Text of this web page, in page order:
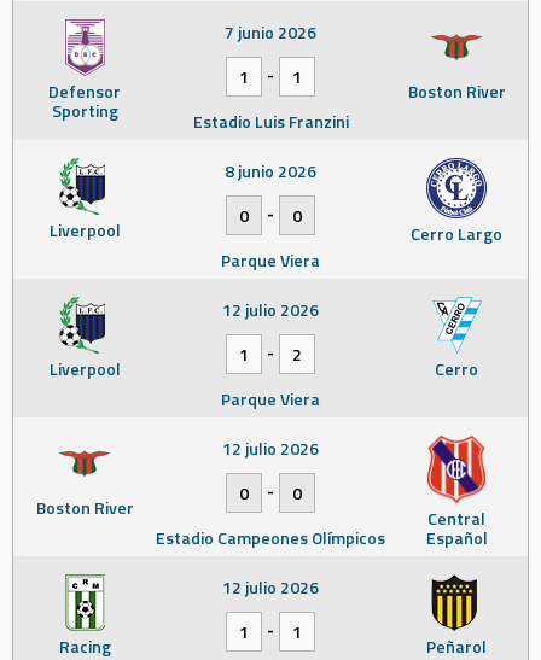
Defensor
Sporting
Boston River
7 junio 2026
1
-
1
Estadio Luis Franzini
Liverpool Cerro Largo
8 junio 2026
0
-
0
Parque Viera
Liverpool Cerro
12 julio 2026
1
-
2
Parque Viera
Boston River Central
Español
12 julio 2026
0
-
0
Estadio Campeones Olímpicos
Racing Peñarol
12 julio 2026
1
-
1